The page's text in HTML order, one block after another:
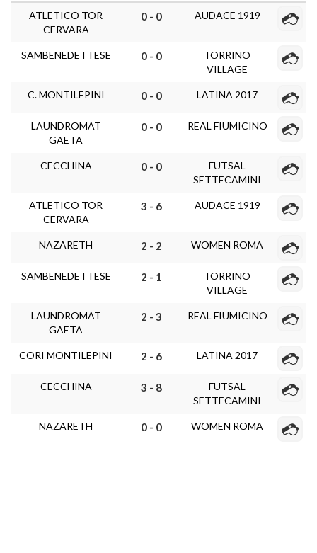
ATLETICO TOR
CERVARA
0 - 0 AUDACE 1919
SAMBENEDETTESE 0 - 0
TORRINO
VILLAGE
C. MONTILEPINI 0 - 0 LATINA 2017
LAUNDROMAT
GAETA
0 - 0 REAL FIUMICINO
CECCHINA 0 - 0
FUTSAL
SETTECAMINI
ATLETICO TOR
CERVARA
3 - 6 AUDACE 1919
NAZARETH 2 - 2 WOMEN ROMA
SAMBENEDETTESE 2 - 1
TORRINO
VILLAGE
LAUNDROMAT
GAETA
2 - 3 REAL FIUMICINO
CORI MONTILEPINI 2 - 6 LATINA 2017
CECCHINA 3 - 8
FUTSAL
SETTECAMINI
NAZARETH 0 - 0 WOMEN ROMA